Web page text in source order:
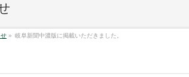
» 岐阜新聞中濃版に掲載いただきました。